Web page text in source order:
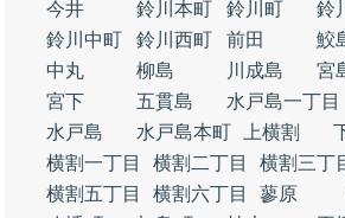
今井
鈴川本町 鈴川町
鈴
鈴川中町
鈴川西町 前田
鮫
中丸
柳島 川成島
宮
宮下
五貫島 水戸島一丁目
水戸島
水戸島本町 上横割
横割一丁目
横割二丁目 横割三丁
横割五丁目
横割六丁目 蓼原